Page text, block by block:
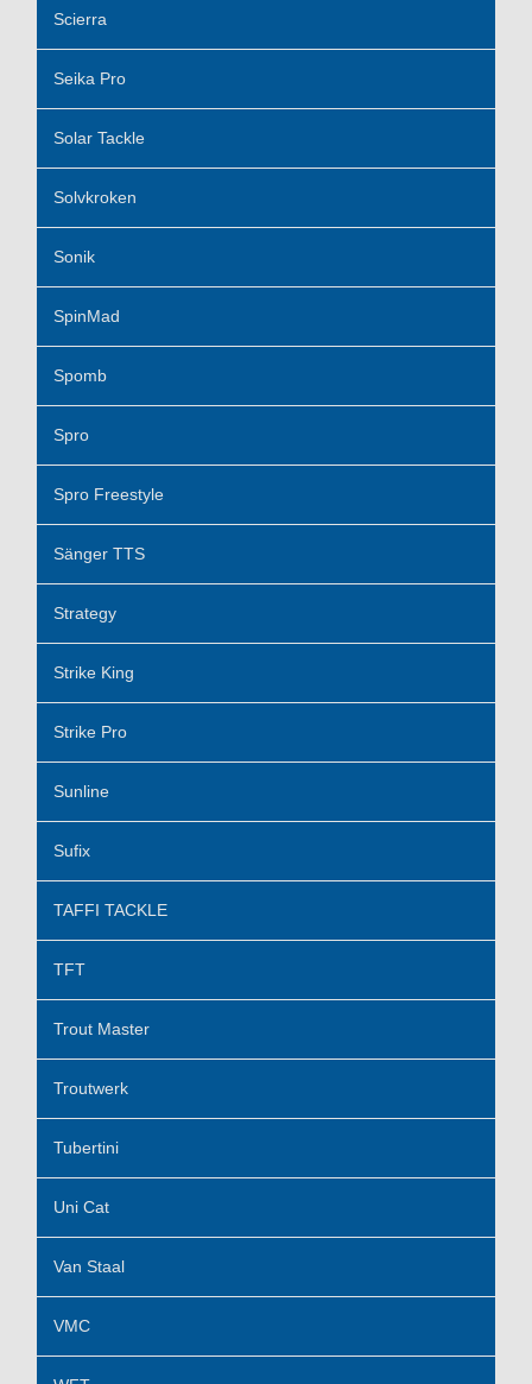
Scierra
Seika Pro
Solar Tackle
Solvkroken
Sonik
SpinMad
Spomb
Spro
Spro Freestyle
Sänger TTS
Strategy
Strike King
Strike Pro
Sunline
Sufix
TAFFI TACKLE
TFT
Trout Master
Troutwerk
Tubertini
Uni Cat
Van Staal
VMC